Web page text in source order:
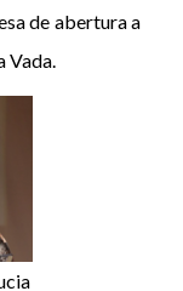
de abertura a
Vada.